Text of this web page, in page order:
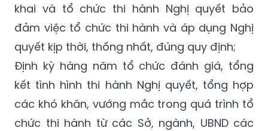
khai và tổ chức thi hành Nghị quyết bảo
đảm việc tổ chức thi hành và áp dụng Nghị
quyết kịp thời, thống nhất, đúng quy định;
Định kỳ hàng năm tổ chức đánh giá, tổng
kết tình hình thi hành Nghị quyết, tổng hợp
các khó khăn, vướng mắc trong quá trình tổ
chức thi hành từ các Sở, ngành, UBND các